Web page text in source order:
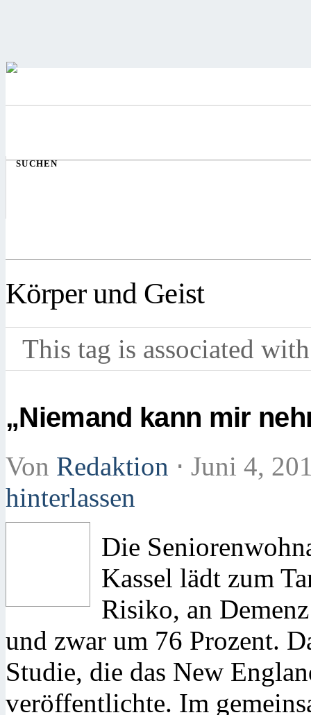
SUCHEN
Körper und Geist
This tag is associated
„Niemand kann mir
Von Redaktion ⋅ Juni 4,
hinterlassen
Die
Kassel lädt zum
Risiko, an
und zwar um 76 Prozent.
Studie, die das New
veröffentlichte. Im